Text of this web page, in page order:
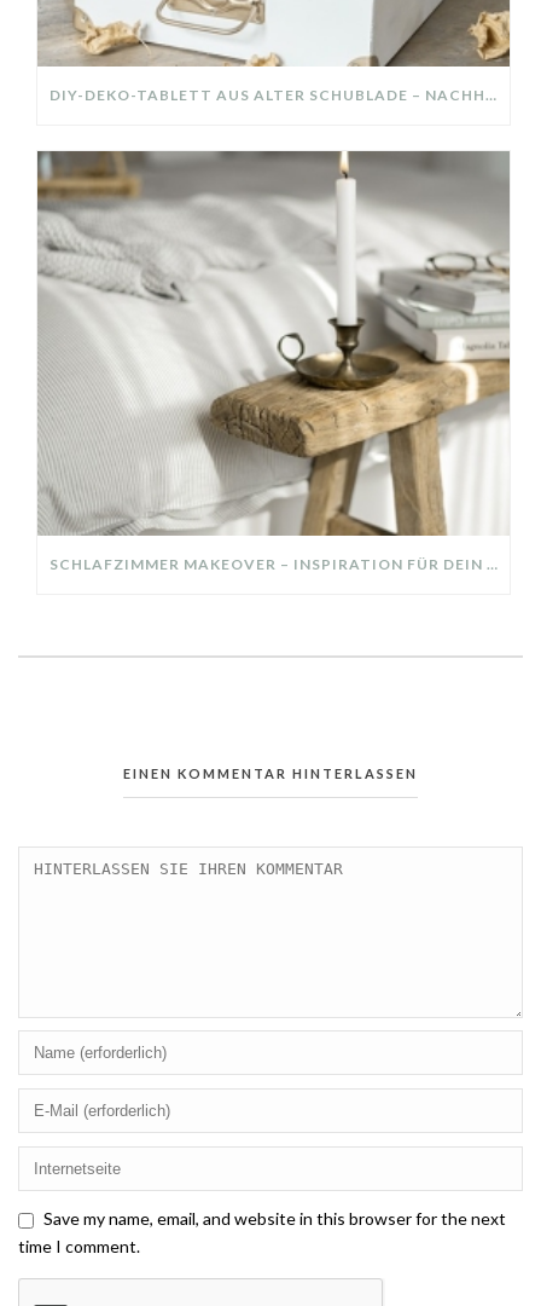
DIY-DEKO-TABLETT AUS ALTER SCHUBLADE – NACHHALTIGE HERBSTDEKO SELBER MACHEN!
SCHLAFZIMMER MAKEOVER – INSPIRATION FÜR DEIN SCHLAFZIMMER: AUS ALT MACH NEU – HELL, GEMÜTLICH UND EINLADEND
EINEN KOMMENTAR HINTERLASSEN
Save my name, email, and website in this browser for the next
time I comment.